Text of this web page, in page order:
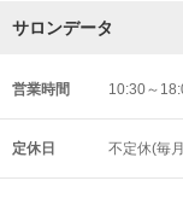
サロンデータ
営業時間 10:30～
定休日 不定休(毎